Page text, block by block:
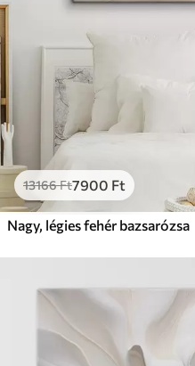
13166Ft7900 Ft
Nagy, légies fehér bazsarózsa